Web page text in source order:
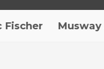
Musway Audio